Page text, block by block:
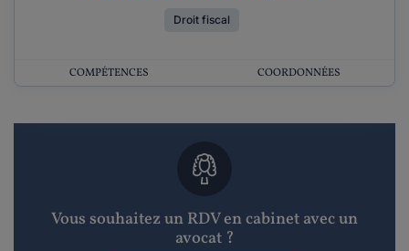
Droit fiscal
COMPÉTENCES COORDONNÉES
Vous souhaitez un RDV en cabinet avec un
avocat ?